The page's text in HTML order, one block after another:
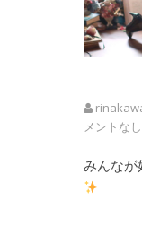
メントなし
みんなが